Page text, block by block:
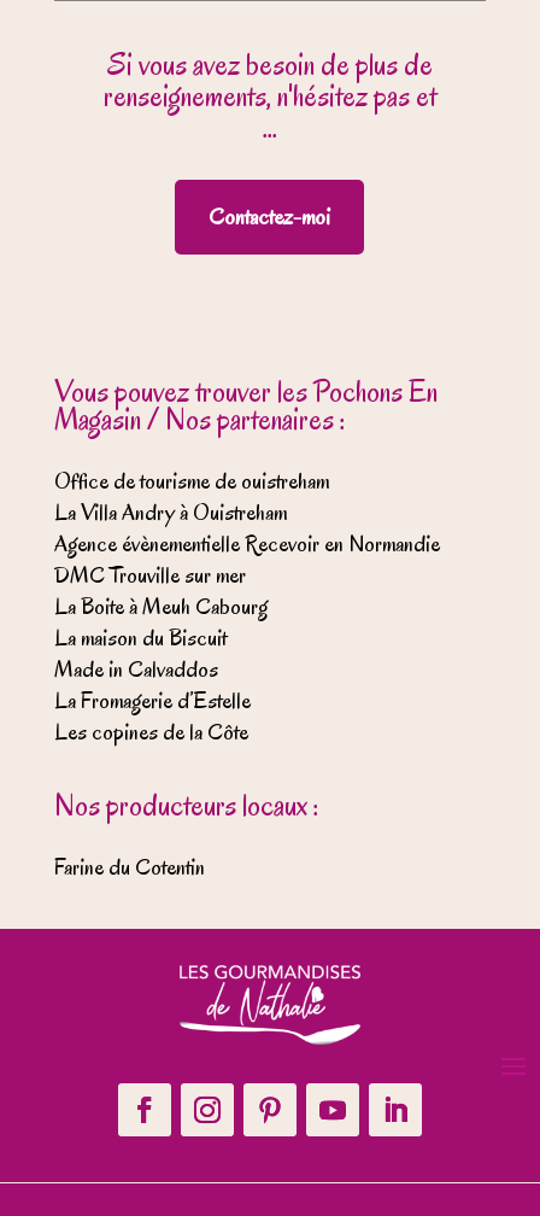
Si vous avez besoin de plus de
renseignements, n'hésitez pas et
...
Contactez-moi
Vous pouvez trouver les Pochons En
Magasin / Nos partenaires :
Office de tourisme de ouistreham
La Villa Andry à Ouistreham
Agence évènementielle Recevoir en Normandie
DMC Trouville sur mer
La Boite à Meuh Cabourg
La maison du Biscuit
Made in Calvaddos
La Fromagerie d’Estelle
Les copines de la Côte
Nos producteurs locaux :
Farine du Cotentin